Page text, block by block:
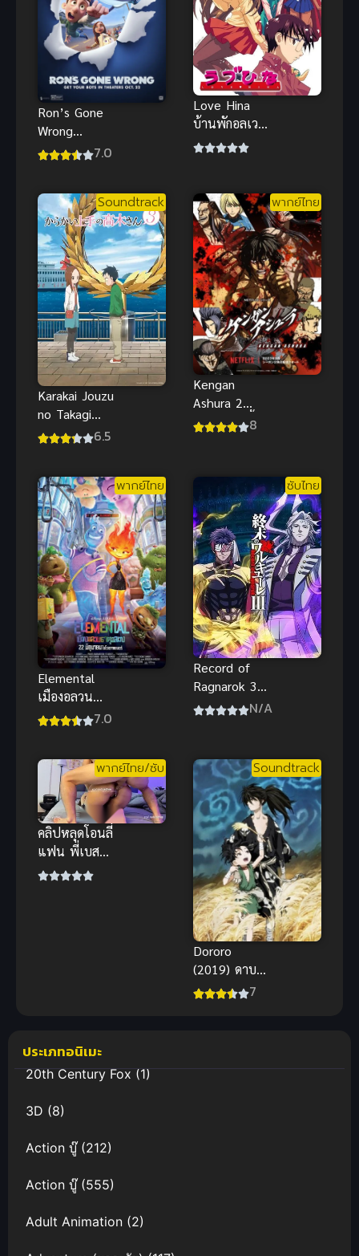
Ron’s Gone
Wrong
(2021) รอน
พากย์ไทย ดู
ฟรีทุกตอน
7.0
Love Hina
บ้านพักอลเวง
Love Hina
Soundtrack
Karakai Jouzu
no Takagi
san 3 แกล้ง6.5
พากย์ไทย
Kengan
Ashura 2
(2023) กำปั้น
8
พากย์ไทย
Elemental
เมืองอลวน
พากย์ไทย
แฟนตาซีสุด
ตระการตา
7.0
ซับไทย
Record of
Ragnarok 3
มหาศึกคนชนN/A
พากย์ไทย/ซับ
คลิปหลุดโอนลี่
แฟน พี่เบส
จัดหนักสาว
Soundtrack
Dororo
(2019) ดาบ
ล่าพญามาร7
ประเภทอนิเมะ
20th Century Fox(1)
3D (8)
Action บู๊(212)
Action บู๊(555)
Adult Animation (2)